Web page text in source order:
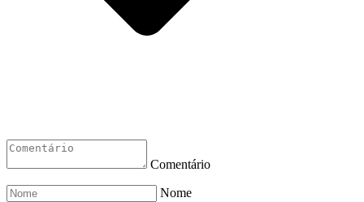
Comentário
Nome